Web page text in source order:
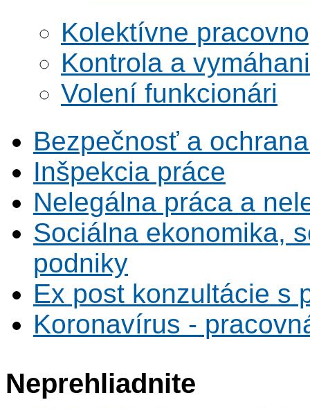
Kolektívne
Kontrola a
Volení funkcionári
Bezpečnosť a
Inšpekcia práce
Nelegálna práca a
Sociálna ekonomika,
podniky
Ex post konzultácie s
Koronavírus -
Neprehliadnite